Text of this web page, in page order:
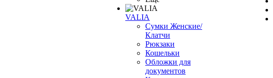
VALIA
Сумки Женские/
Клатчи
Рюкзаки
Кошельки
Обложки для
документов